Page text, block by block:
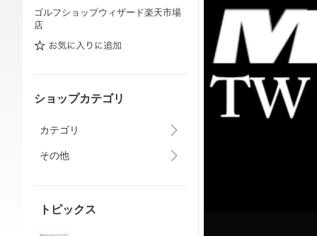
ゴルフショップウィザード楽天市場
店
ショップカテゴリ
カテゴリ
その他
トピックス